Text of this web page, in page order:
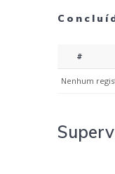
#
Nenhum